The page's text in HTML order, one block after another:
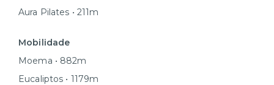
Aura Pilates • 211m
Mobilidade
Moema • 882m
Eucaliptos • 1179m